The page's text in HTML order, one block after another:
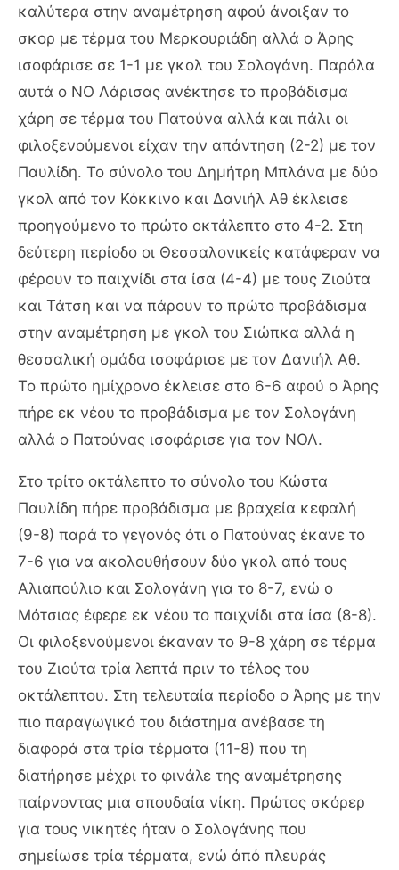
καλύτερα στην αναμέτρηση αφού άνοιξαν το
σκορ με τέρμα του Μερκουριάδη αλλά ο Άρης
ισοφάρισε σε 1-1 με γκολ του Σολογάνη. Παρόλα
αυτά ο ΝΟ Λάρισας ανέκτησε το προβάδισμα
χάρη σε τέρμα του Πατούνα αλλά και πάλι οι
φιλοξενούμενοι είχαν την απάντηση (2-2) με τον
Παυλίδη. Το σύνολο του Δημήτρη Μπλάνα με δύο
γκολ από τον Κόκκινο και Δανιήλ Αθ έκλεισε
προηγούμενο το πρώτο οκτάλεπτο στο 4-2. Στη
δεύτερη περίοδο οι Θεσσαλονικείς κατάφεραν να
φέρουν το παιχνίδι στα ίσα (4-4) με τους Ζιούτα
και Τάτση και να πάρουν το πρώτο προβάδισμα
στην αναμέτρηση με γκολ του Σιώπκα αλλά η
θεσσαλική ομάδα ισοφάρισε με τον Δανιήλ Αθ.
Το πρώτο ημίχρονο έκλεισε στο 6-6 αφού ο Άρης
πήρε εκ νέου το προβάδισμα με τον Σολογάνη
αλλά ο Πατούνας ισοφάρισε για τον ΝΟΛ.
Στο τρίτο οκτάλεπτο το σύνολο του Κώστα
Παυλίδη πήρε προβάδισμα με βραχεία κεφαλή
(9-8) παρά το γεγονός ότι ο Πατούνας έκανε το
7-6 για να ακολουθήσουν δύο γκολ από τους
Αλιαπούλιο και Σολογάνη για το 8-7, ενώ ο
Μότσιας έφερε εκ νέου το παιχνίδι στα ίσα (8-8).
Οι φιλοξενούμενοι έκαναν το 9-8 χάρη σε τέρμα
του Ζιούτα τρία λεπτά πριν το τέλος του
οκτάλεπτου. Στη τελευταία περίοδο ο Άρης με την
πιο παραγωγικό του διάστημα ανέβασε τη
διαφορά στα τρία τέρματα (11-8) που τη
διατήρησε μέχρι το φινάλε της αναμέτρησης
παίρνοντας μια σπουδαία νίκη. Πρώτος σκόρερ
για τους νικητές ήταν ο Σολογάνης που
σημείωσε τρία τέρματα, ενώ άπό πλευράς